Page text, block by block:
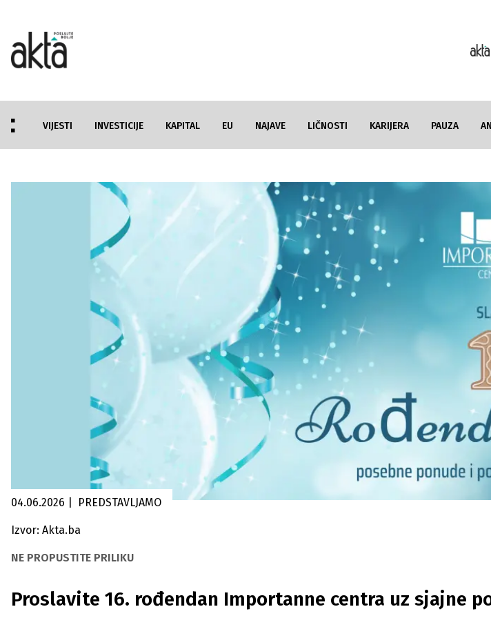
VIJESTI INVESTICIJE KAPITAL EU NAJAVE LIČNOSTI KARIJERA PAUZA
04.06.2026 PREDSTAVLJAMO
Izvor: Akta.ba
NE PROPUSTITE PRILIKU
Proslavite 16. rođendan Importanne centra uz sjajne